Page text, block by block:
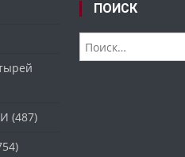
(487)
ПОИСК